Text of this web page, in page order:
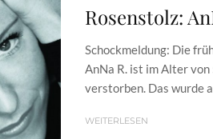
Rosenstolz:
Schockmeldung: Die
AnNa R. ist im Alter
verstorben. Das wurde
WEITERLESEN